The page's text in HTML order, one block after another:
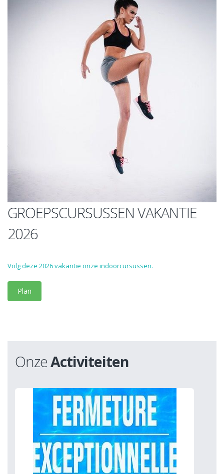
GROEPSCURSUSSEN VAKANTIE
2026
Volg deze 2026 vakantie onze indoorcursussen.
Plan
OnzeActiviteiten